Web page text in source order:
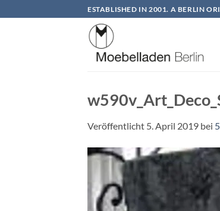
Inhalt
ESTABLISHED IN 2001. A BERLIN
Veröffentlicht 5. April 2019 bei